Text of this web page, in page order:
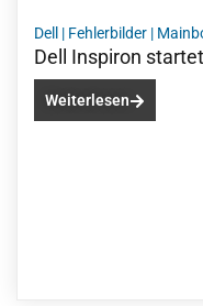
Dell | Fehlerbilder |
Dell Inspiron
Weiterlesen